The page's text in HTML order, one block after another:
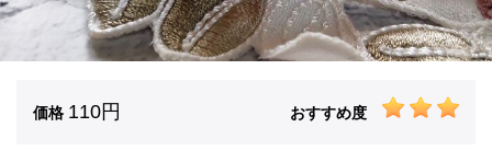
価格 110円 おすすめ度